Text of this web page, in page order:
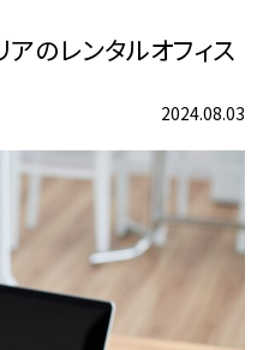
のレンタルオフィス
2024.08.03